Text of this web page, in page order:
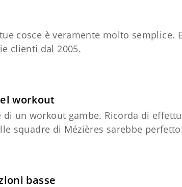
cosce è veramente molto semplice.
clienti dal 2005.
workout
un workout gambe. Ricorda di
squadre di Mézières sarebbe
basse